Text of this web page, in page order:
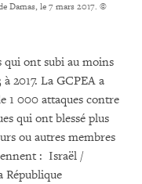
Damas, le 7 mars 2017. ©
qui ont subi au moins
2017. La GCPEA a
1 000 attaques contre
qui ont blessé plus
ou autres membres
: Israël /
République